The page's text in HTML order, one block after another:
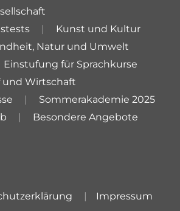
Kunst und Kultur
Natur und Umwelt
Einstufung für Sprachkurse
und Wirtschaft
Sommerakademie 2025
Besondere Angebote
Impressum